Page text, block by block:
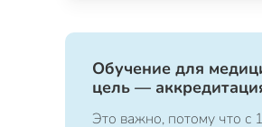
Обучение для
цель —
Это важно, потому что с